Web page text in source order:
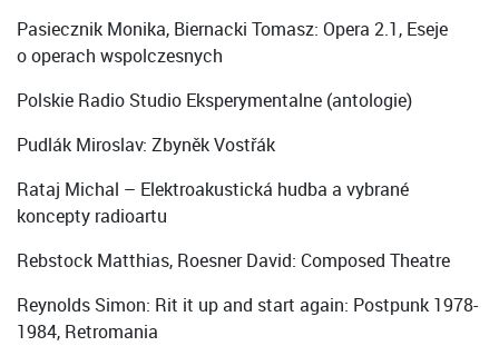
Pasiecznik Monika, Biernacki Tomasz: Opera 2.1, Eseje
o operach wspolczesnych
Polskie Radio Studio Eksperymentalne (antologie)
Pudlák Miroslav: Zbyněk Vostřák
Rataj Michal – Elektroakustická hudba a vybrané
koncepty radioartu
Rebstock Matthias, Roesner David: Composed Theatre
Reynolds Simon: Rit it up and start again: Postpunk 1978-
1984, Retromania